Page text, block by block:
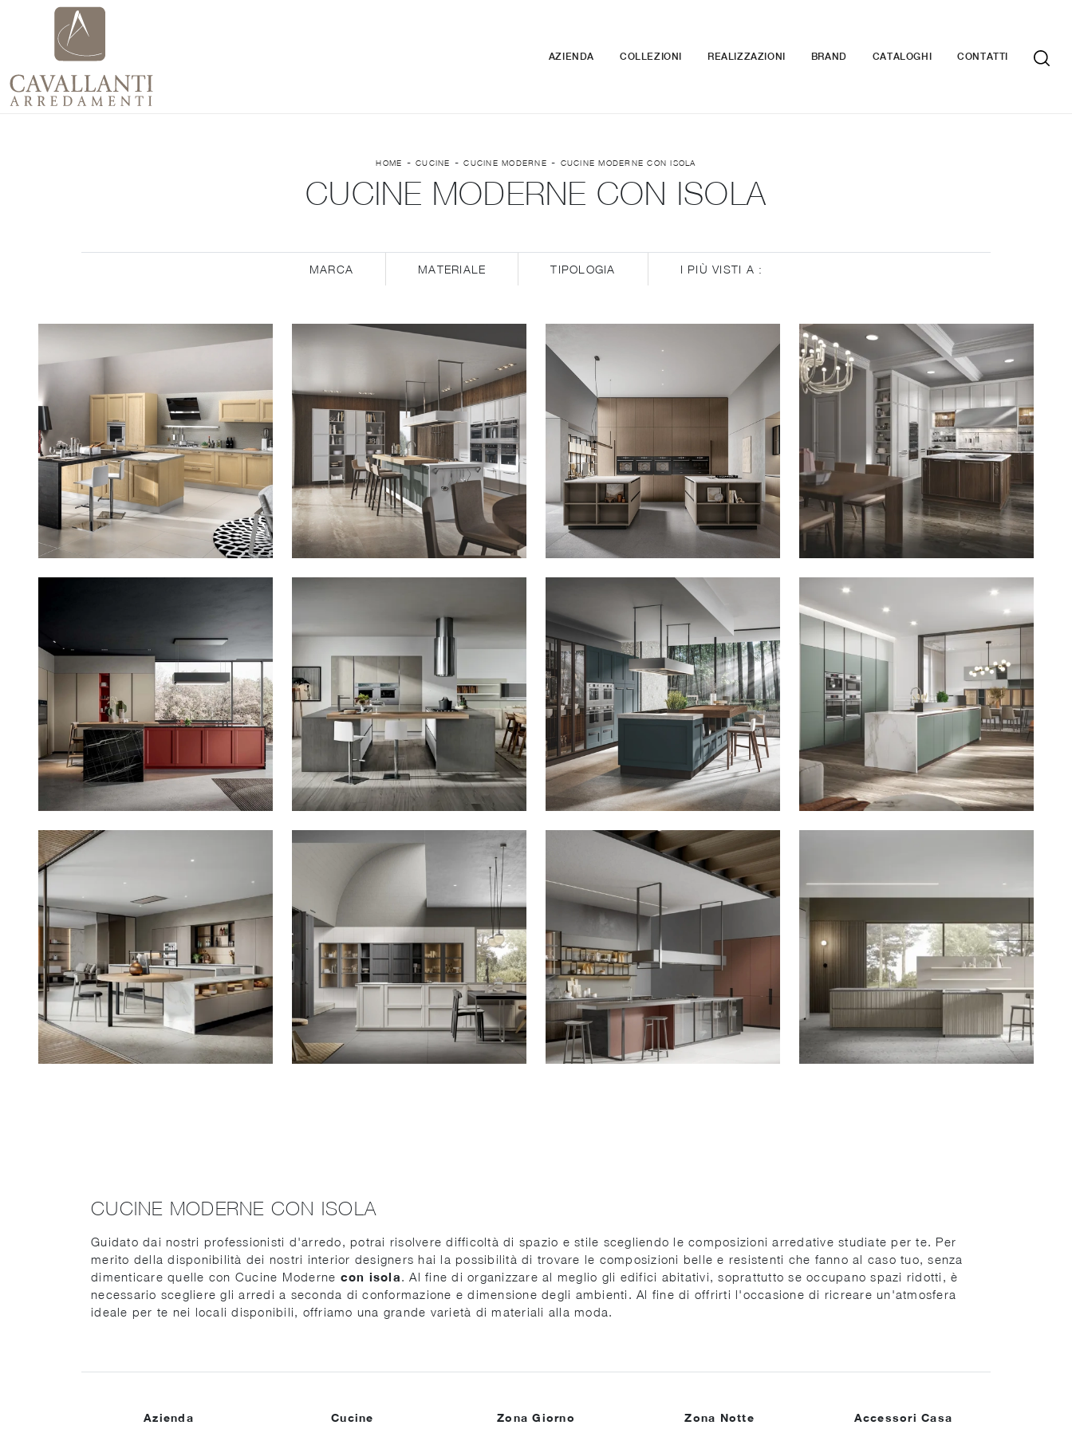
AZIENDA COLLEZIONI REALIZZAZIONI BRAND CATALOGHI CONTATTI
HOME -CUCINE -CUCINE MODERNE - CUCINE MODERNE CON ISOLA
CUCINE MODERNE CON ISOLA
MARCA MATERIALE TIPOLOGIA I PIÙ VISTI A :
CUCINE MODERNE CON ISOLA
Guidato dai nostri professionisti d'arredo, potrai risolvere difficoltà di spazio e stile scegliendo le composizioni arredative studiate per te. Per
merito della disponibilità dei nostri interior designers hai la possibilità di trovare le composizioni belle e resistenti che fanno al caso tuo, senza
dimenticare quelle con Cucine Moderne con isola. Al fine di organizzare al meglio gli edifici abitativi, soprattutto se occupano spazi ridotti, è
necessario scegliere gli arredi a seconda di conformazione e dimensione degli ambienti. Al fine di offrirti l'occasione di ricreare un'atmosfera
ideale per te nei locali disponibili, offriamo una grande varietà di materiali alla moda.
Azienda Cucine Zona Giorno Zona Notte Accessori Casa